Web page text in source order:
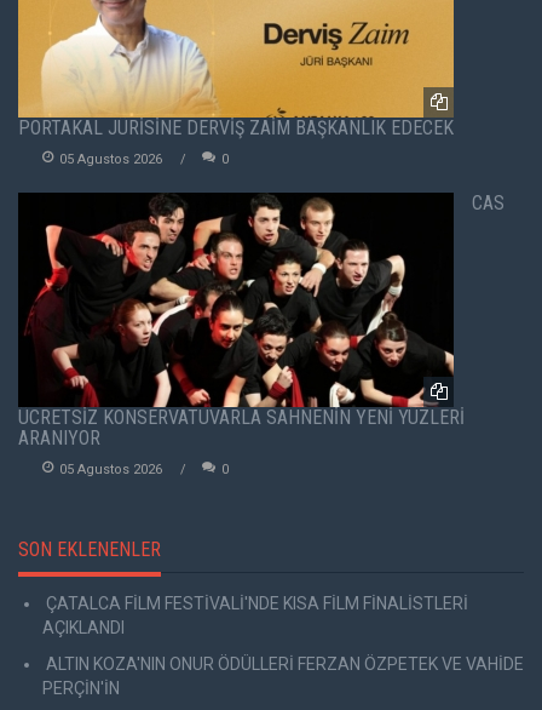
PORTAKAL JÜRİSİNE DERVİŞ ZAİM BAŞKANLIK EDECEK
05 Agustos 2026 0
CAS
ÜCRETSİZ KONSERVATUVARLA SAHNENİN YENİ YÜZLERİ
ARANIYOR
05 Agustos 2026 0
SON EKLENENLER
ÇATALCA FİLM FESTİVALİ'NDE KISA FİLM FİNALİSTLERİ
AÇIKLANDI
ALTIN KOZA'NIN ONUR ÖDÜLLERİ FERZAN ÖZPETEK VE VAHİDE
PERÇİN'İN